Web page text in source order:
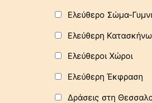
Ελεύθερο Σώμα-
Ελεύθερη
Ελεύθεροι Χώροι
Ελεύθερη Έκφραση
Δράσεις στη